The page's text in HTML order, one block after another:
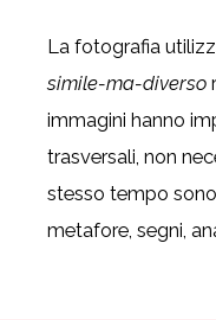
La fotografia
simile-ma-diverso
immagini hanno
trasversali, non
stesso tempo
metafore, segni,